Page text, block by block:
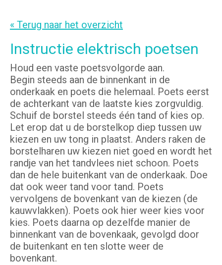
« Terug naar het overzicht
Instructie elektrisch poetsen
Houd een vaste poetsvolgorde aan.
Begin steeds aan de binnenkant in de
onderkaak en poets die helemaal. Poets eerst
de achterkant van de laatste kies zorgvuldig.
Schuif de borstel steeds één tand of kies op.
Let erop dat u de borstelkop diep tussen uw
kiezen en uw tong in plaatst. Anders raken de
borstelharen uw kiezen niet goed en wordt het
randje van het tandvlees niet schoon. Poets
dan de hele buitenkant van de onderkaak. Doe
dat ook weer tand voor tand. Poets
vervolgens de bovenkant van de kiezen (de
kauwvlakken). Poets ook hier weer kies voor
kies. Poets daarna op dezelfde manier de
binnenkant van de bovenkaak, gevolgd door
de buitenkant en ten slotte weer de
bovenkant.